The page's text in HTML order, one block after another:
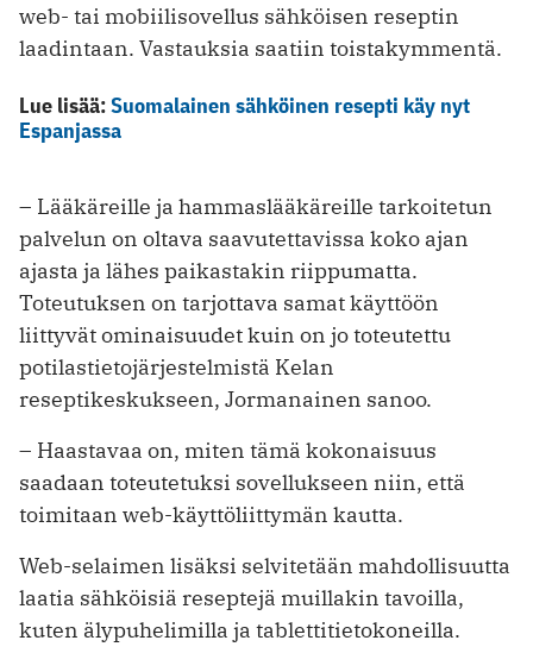
web- tai mobiilisovellus sähköisen reseptin
laadintaan. Vastauksia saatiin toistakymmentä.
Lue lisää:Suomalainen sähköinen resepti käy nyt
Espanjassa
– Lääkäreille ja hammaslääkäreille tarkoitetun
palvelun on oltava saavutettavissa koko ajan
ajasta ja lähes paikastakin riippumatta.
Toteutuksen on tarjottava samat käyttöön
liittyvät ominaisuudet kuin on jo toteutettu
potilastietojärjestelmistä Kelan
reseptikeskukseen, Jormanainen sanoo.
– Haastavaa on, miten tämä kokonaisuus
saadaan toteutetuksi sovellukseen niin, että
toimitaan web-käyttöliittymän kautta.
Web-selaimen lisäksi selvitetään mahdollisuutta
laatia sähköisiä reseptejä muillakin tavoilla,
kuten älypuhelimilla ja tablettitietokoneilla.